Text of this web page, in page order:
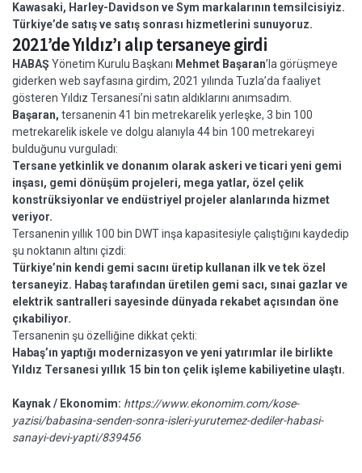
Kawasaki, Harley-Davidson ve Sym markalarının temsilcisiyiz.
Türkiye’de satış ve satış sonrası hizmetlerini sunuyoruz.
2021’de Yıldız’ı alıp tersaneye girdi
HABAŞ Yönetim Kurulu Başkanı Mehmet Başaran’la görüşmeye
giderken web sayfasına girdim, 2021 yılında Tuzla’da faaliyet
gösteren Yıldız Tersanesi’ni satın aldıklarını anımsadım.
Başaran, tersanenin 41 bin metrekarelik yerleşke, 3 bin 100
metrekarelik iskele ve dolgu alanıyla 44 bin 100 metrekareyi
bulduğunu vurguladı:
Tersane yetkinlik ve donanım olarak askeri ve ticari yeni gemi
inşası, gemi dönüşüm projeleri, mega yatlar, özel çelik
konstrüksiyonlar ve endüstriyel projeler alanlarında hizmet
veriyor.
Tersanenin yıllık 100 bin DWT inşa kapasitesiyle çalıştığını kaydedip
şu noktanın altını çizdi:
Türkiye’nin kendi gemi sacını üretip kullanan ilk ve tek özel
tersaneyiz. Habaş tarafından üretilen gemi sacı, sınai gazlar ve
elektrik santralleri sayesinde dünyada rekabet açısından öne
çıkabiliyor.
Tersanenin şu özelliğine dikkat çekti:
Habaş’ın yaptığı modernizasyon ve yeni yatırımlar ile birlikte
Yıldız Tersanesi yıllık 15 bin ton çelik işleme kabiliyetine ulaştı.
Kaynak / Ekonomim: https://www.ekonomim.com/kose-
yazisi/babasina-senden-sonra-isleri-yurutemez-dediler-habasi-
sanayi-devi-yapti/839456